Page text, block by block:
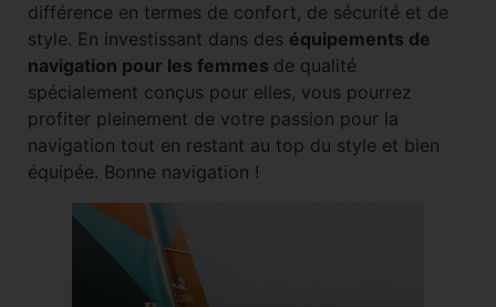
différence en termes de confort, de sécurité et de
style. En investissant dans des équipements de
navigation pour les femmes de qualité
spécialement conçus pour elles, vous pourrez
profiter pleinement de votre passion pour la
navigation tout en restant au top du style et bien
équipée. Bonne navigation !